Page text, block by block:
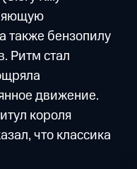
также бензопилу
Ритм стал
движение.
короля
что классика